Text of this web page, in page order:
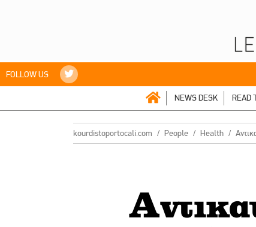
FOLLOW US
NEWS DESK READ
kourdistoportocali.com People Health